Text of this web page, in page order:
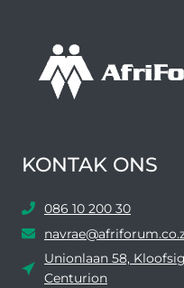
KONTAK ONS
086 10 200 30
Unionlaan 58,
Centurion